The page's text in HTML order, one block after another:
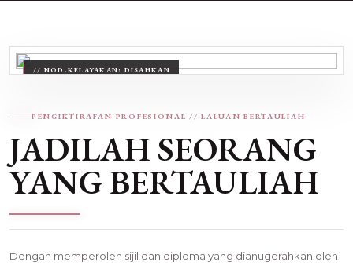
PENGIKTIRAFAN PROFESIONAL // LALUAN BERTAULIAH
JADILAH SEORANG
YANG BERTAULIAH
Dengan memperoleh sijil dan diploma yang dianugerahkan oleh